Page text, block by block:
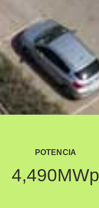
POTENCIA
4,490MWp